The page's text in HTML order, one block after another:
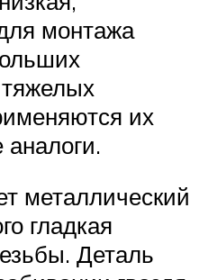
монтажа
их
металлический
гладкая
Деталь